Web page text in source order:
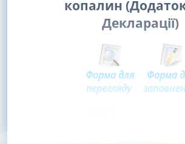
копалин
Декларації)
Форма для
перегляду
Форма